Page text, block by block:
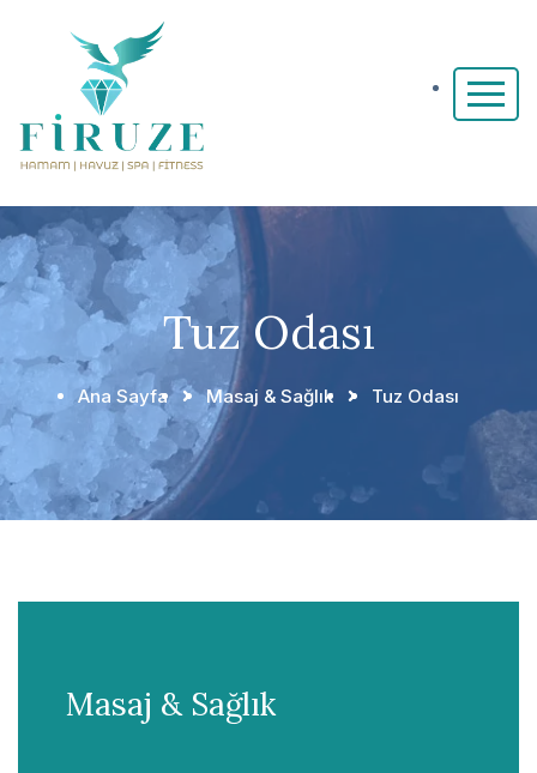
Tuz Odası
Ana Sayfa Masaj & Sağlık Tuz Odası
Masaj & Sağlık